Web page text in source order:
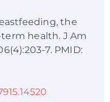
the
health. J Am
7. PMID: